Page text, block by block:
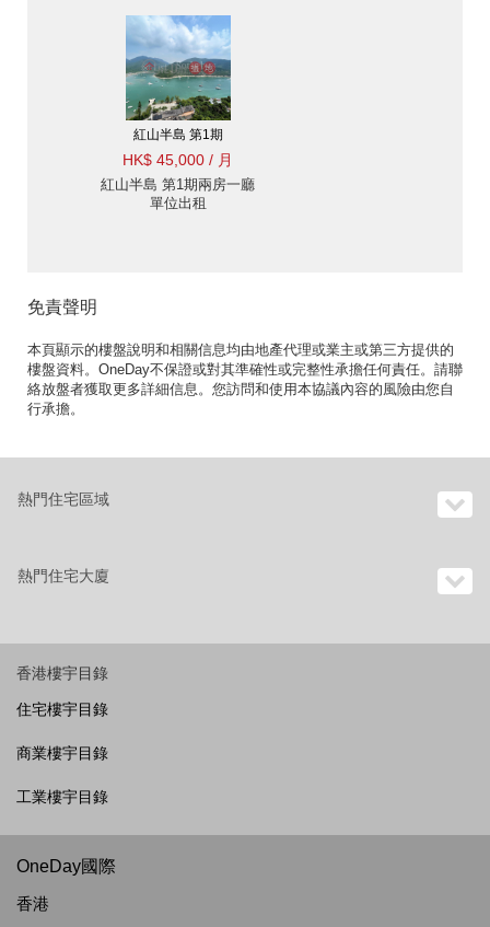
紅山半島 第1期
HK$ 45,000 / 月
紅山半島 第1期兩房一廳
單位出租
免責聲明
本頁顯示的樓盤說明和相關信息均由地產代理或業主或第三方提供的
樓盤資料。OneDay不保證或對其準確性或完整性承擔任何責任。請聯
絡放盤者獲取更多詳細信息。您訪問和使用本協議內容的風險由您自
行承擔。
熱門住宅區域
熱門住宅大廈
香港樓宇目錄
住宅樓宇目錄
商業樓宇目錄
工業樓宇目錄
OneDay國際
香港